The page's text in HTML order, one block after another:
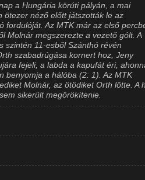
a Hungária körúti pályán, a mai
ötezer néző előtt játszották le az
fordulóját. Az MTK már az első
Molnár megszerezte a vezető gólt. A
szintén 11-esből Szánthó révén
szabadrúgása kornert hoz, Jeny
fejeli, a labda a kapufát éri,
benyomja a hálóba (2: 1). Az MTK
Molnár, az ötödiket Orth lőtte. A
sikerült megörökítenie.